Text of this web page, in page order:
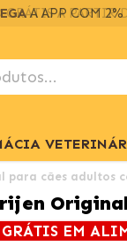
A APP COM 2%
para cães adultos
EM